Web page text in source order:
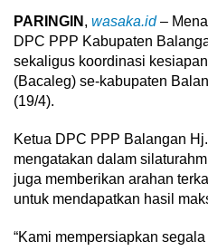
PARINGIN , wasaka.id–
DPC PPP Kabupaten
sekaligus koordinasi
(Bacaleg) se-kabupaten
(19/4).
Ketua DPC PPP Balangan
mengatakan dalam
juga memberikan arahan
untuk mendapatkan hasil
“Kami mempersiapkan